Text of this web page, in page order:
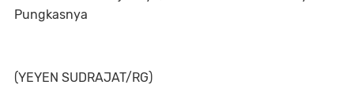
Pungkasnya
(YEYEN SUDRAJAT/RG)